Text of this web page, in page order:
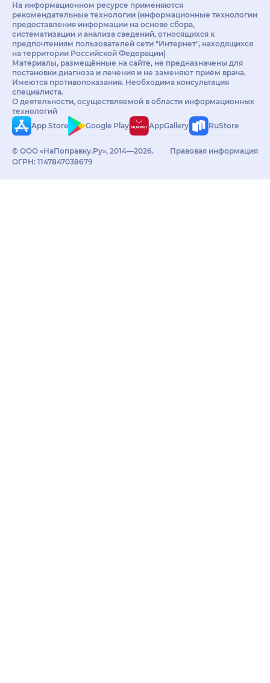
На информационном ресурсе применяются
рекомендательные технологии (информационные технологии
предоставления информации на основе сбора,
систематизации и анализа сведений, относящихся к
предпочтениям пользователей сети "Интернет", находящихся
на территории Российской Федерации)
Материалы, размещённые на сайте, не предназначены для
постановки диагноза и лечения и не заменяют приём врача.
Имеются противопоказания. Необходима консультация
специалиста.
О деятельности, осуществляемой в области информационных
технологий
App Store
Google Play AppGallery RuStore
© ООО «НаПоправку.Ру», 2014—2026.
ОГРН: 1147847038679
Правовая информация